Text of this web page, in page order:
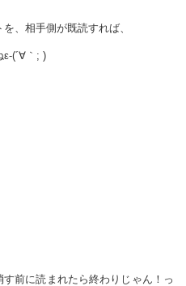
、相手側が既読すれば、
(´∀｀; )
前に読まれたら終わりじゃん！っ